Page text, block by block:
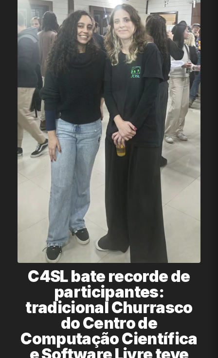
C4SL bate recorde de
participantes:
tradicional Churrasco
do Centro de
Computação Científica
e Software Livre teve